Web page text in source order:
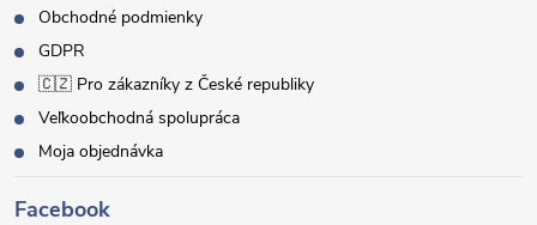
Obchodné podmienky
GDPR
🇨🇿 Pro zákazníky z České republiky
Veľkoobchodná spolupráca
Moja objednávka
Facebook